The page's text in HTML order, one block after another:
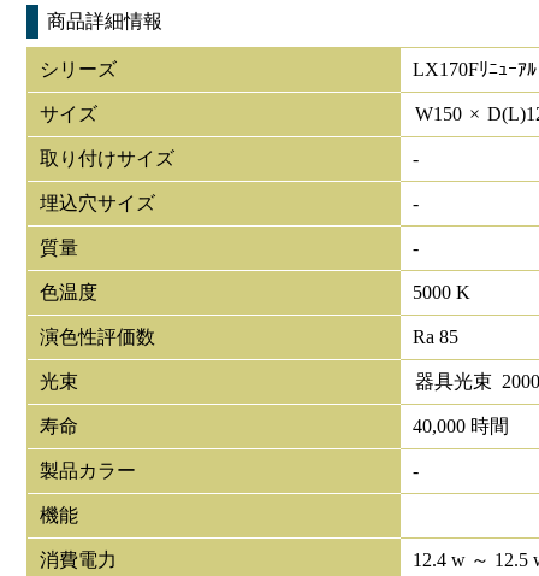
商品詳細情報
シリーズ LX170Fﾘﾆｭｰｱﾙ
サイズ W150 × D(L)
取り付けサイズ -
埋込穴サイズ -
質量 -
色温度 5000 K
演色性評価数 Ra 85
光束 器具光束
寿命 40,000 時間
製品カラー -
機能
消費電力 12.4 w ～ 12.5